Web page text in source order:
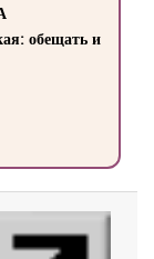
обещать и